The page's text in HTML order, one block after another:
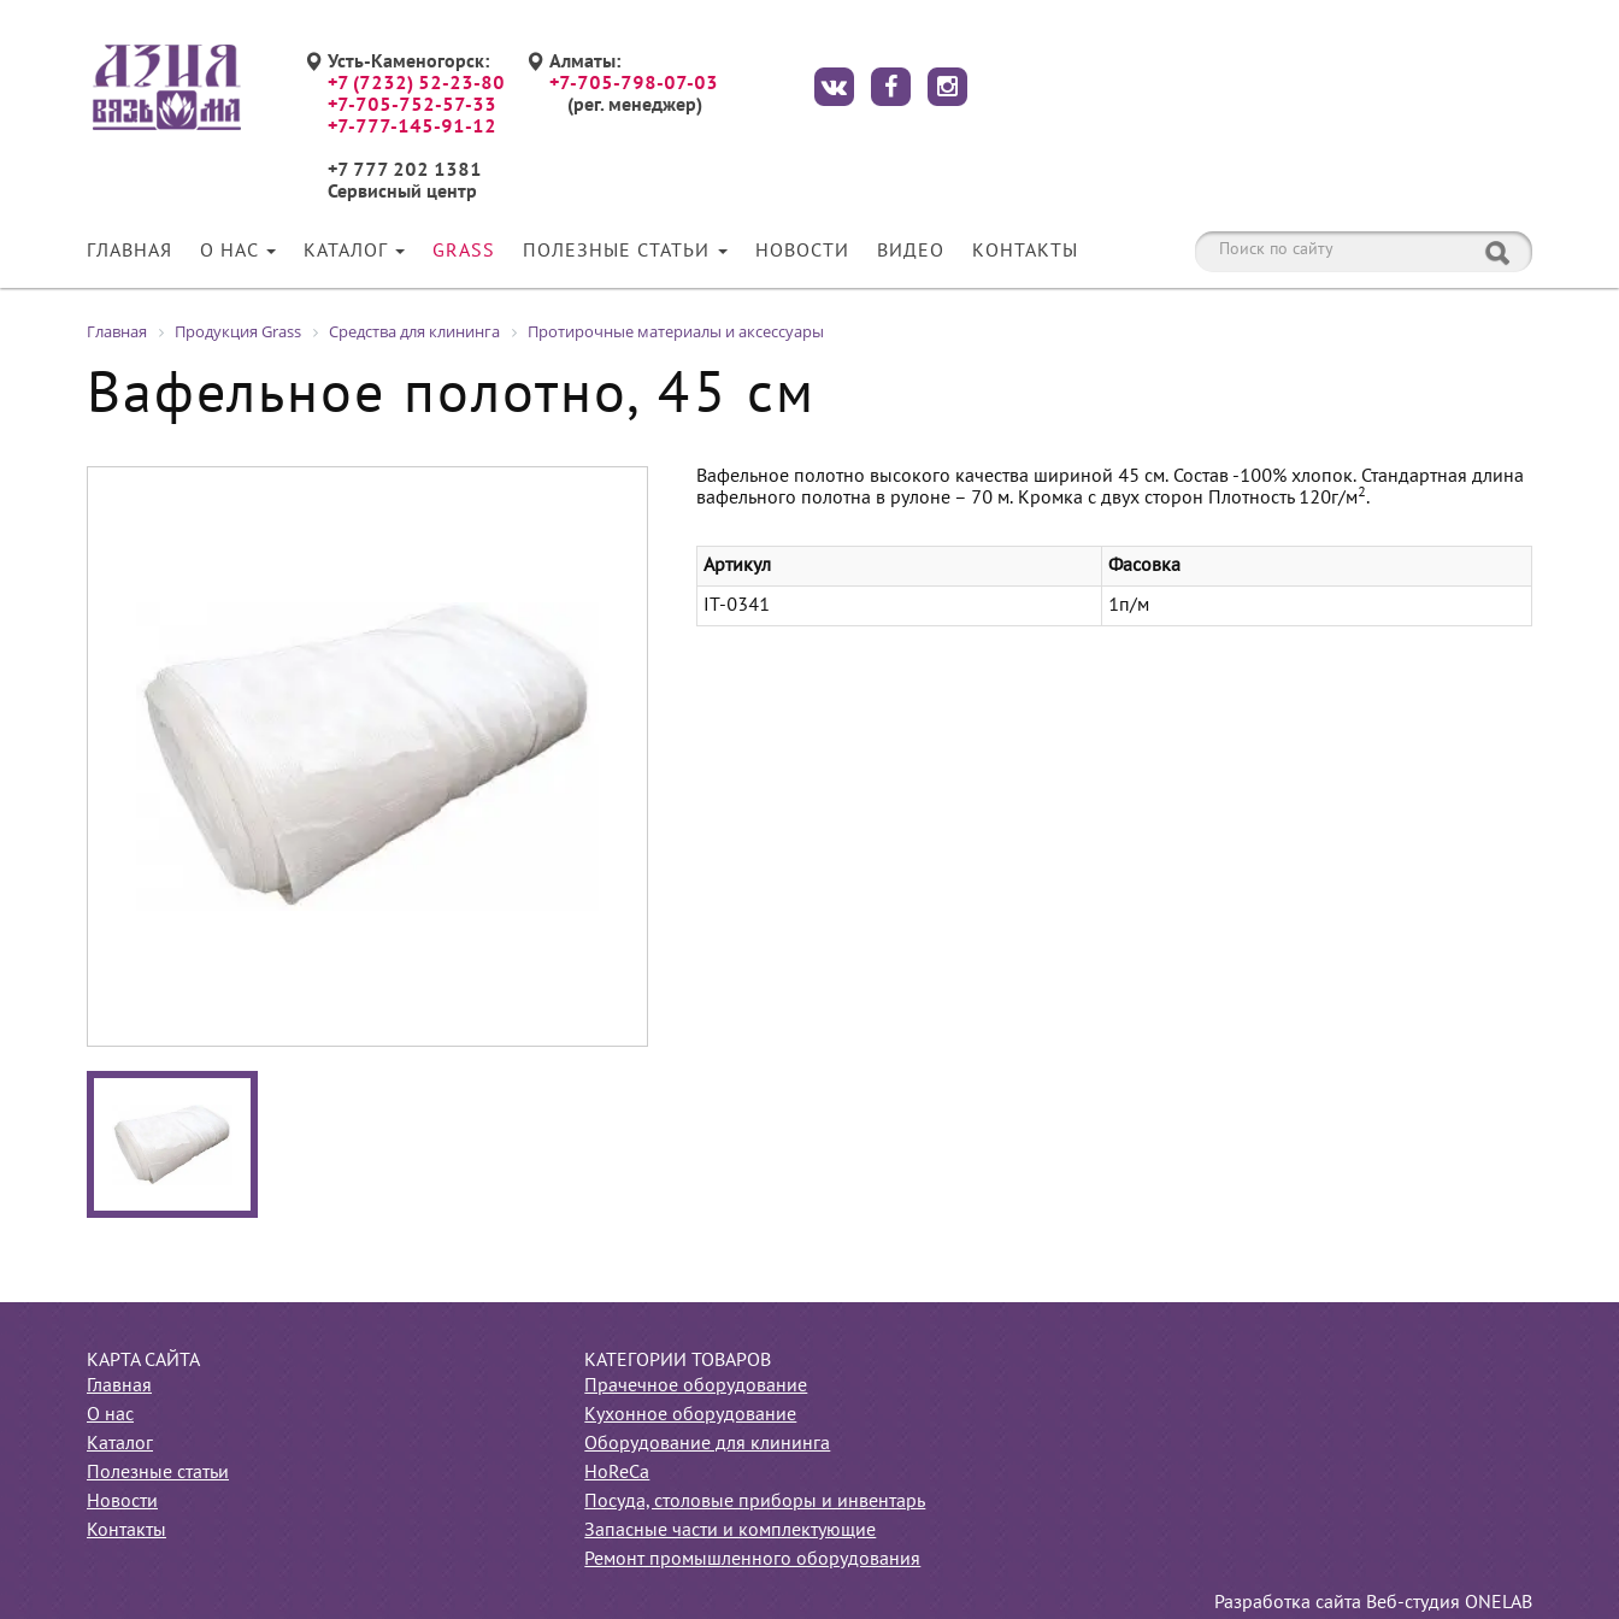
Усть-Каменогорск:
+7 (7232) 52-23-80
+7-705-752-57-33
+7-777-145-91-12
+7 777 202 1381
Сервисный центр
Алматы:
+7-705-798-07-03
(рег. менеджер)
ГЛАВНАЯ О НАС КАТАЛОГ GRASS ПОЛЕЗНЫЕ СТАТЬИ НОВОСТИ ВИДЕО КОНТАКТЫ
Главная Продукция Grass Средства для клининга Протирочные материалы и аксессуары
Вафельное полотно, 45 см
Вафельное полотно высокого качества шириной 45 см. Состав -100% хлопок. Стандартная длина
вафельного полотна в рулоне – 70 м. Кромка с двух сторон Плотность 120г/м 2 .
Артикул Фасовка
IT-0341 1п/м
КАРТА САЙТА
Главная
О нас
Каталог
Полезные статьи
Новости
Контакты
КАТЕГОРИИ ТОВАРОВ
Прачечное оборудование
Кухонное оборудование
Оборудование для клининга
HoReCa
Посуда, столовые приборы и инвентарь
Запасные части и комплектующие
Ремонт промышленного оборудования
Разработка сайта Веб-студия ONELAB